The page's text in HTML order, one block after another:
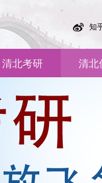
知
清北考研 清北